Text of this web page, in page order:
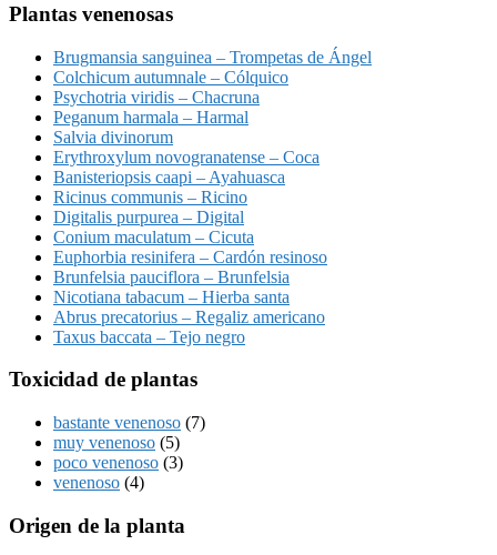
Plantas venenosas
Brugmansia sanguinea – Trompetas de Ángel
Colchicum autumnale – Cólquico
Psychotria viridis – Chacruna
Peganum harmala – Harmal
Salvia divinorum
Erythroxylum novogranatense – Coca
Banisteriopsis caapi – Ayahuasca
Ricinus communis – Ricino
Digitalis purpurea – Digital
Conium maculatum – Cicuta
Euphorbia resinifera – Cardón resinoso
Brunfelsia pauciflora – Brunfelsia
Nicotiana tabacum – Hierba santa
Abrus precatorius – Regaliz americano
Taxus baccata – Tejo negro
Toxicidad de plantas
bastante venenoso (7)
muy venenoso (5)
poco venenoso (3)
venenoso (4)
Origen de la planta